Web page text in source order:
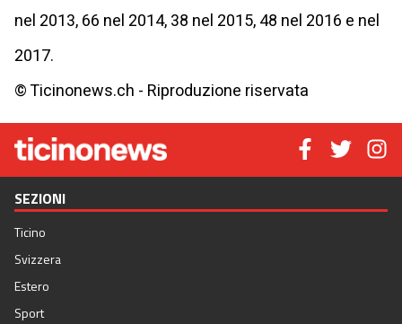
nel 2013, 66 nel 2014, 38 nel 2015, 48 nel 2016 e nel
2017.
© Ticinonews.ch - Riproduzione riservata
SEZIONI
Ticino
Svizzera
Estero
Sport